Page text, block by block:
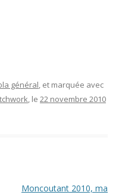
général, et marquée avec
, le 22 novembre 2010
Moncoutant 2010, ma